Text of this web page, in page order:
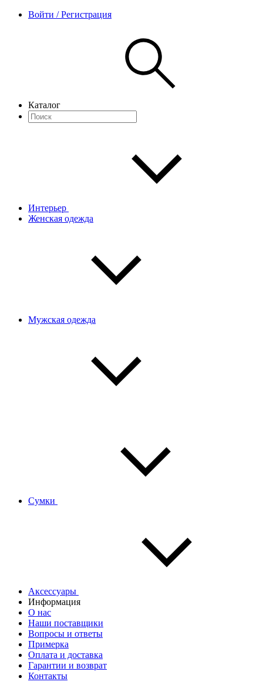
Войти / Регистрация
Каталог
Интерьер
Женская одежда
Мужская одежда
Сумки
Аксессуары
Информация
О нас
Наши поставщики
Вопросы и ответы
Примерка
Оплата и доставка
Гарантии и возврат
Контакты